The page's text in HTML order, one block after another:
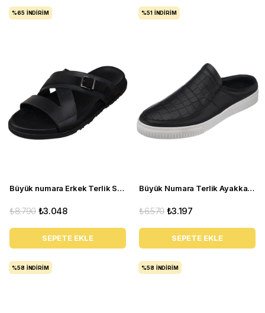
Büyük numara Erkek Terlik Sandalet - PASA107 Siyah
₺3.048
₺8.790
SEPETE EKLE
%65 İNDIRIM
Büyük Numara Terlik Ayakkabı - CEM-01 Siyah
₺3.197
₺6.570
SEPETE EKLE
%51 İNDIRIM
%58 İNDIRIM %58 İNDIRIM